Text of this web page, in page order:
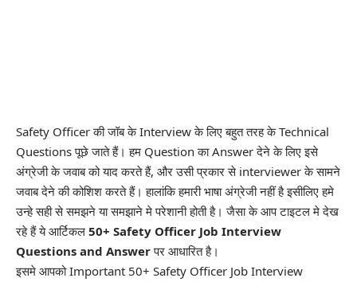
Safety Officer की जॉब के Interview के लिए बहुत तरह के Technical
Questions पूछे जाते हैं। हम Question का Answer देने के लिए इसे
अंग्रेजी के जवाब को याद करते हैं, और उसी प्रकार से interviewer के सामने
जवाब देने की कोशिश करते हैं। हालांकि हमारी भाषा अंग्रेजी नहीं है इसीलिए हमे
उन्हे सही से समझने या समझाने मे परेशानी होती है। जैसा के आप टाइटल मे देख
रहे हैं ये आर्टिकल 50+ Safety Officer Job Interview
Questions and Answerपर आधारित है।
इसमे आपको Important 50+ Safety Officer Job Interview